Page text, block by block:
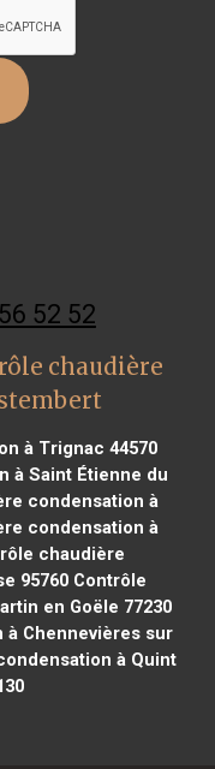
52 52
chaudière
à Trignac 44570
à Saint Étienne du
condensation à
condensation à
chaudière
95760Contrôle
en Goële 77230
Chennevières sur
à Quint